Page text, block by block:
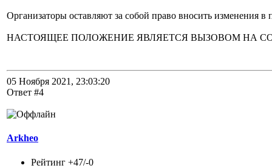
Организаторы оставляют за собой право вносить изменения
НАСТОЯЩЕЕ ПОЛОЖЕНИЕ ЯВЛЯЕТСЯ ВЫЗОВОМ НА
05 Ноября 2021, 23:03:20
Ответ #4
Arkheo
Рейтинг +47/-0